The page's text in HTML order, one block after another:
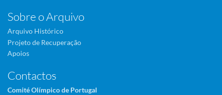
Sobre o Arquivo
Arquivo Histórico
Projeto de Recuperação
Apoios
Contactos
Comité Olímpico de Portugal